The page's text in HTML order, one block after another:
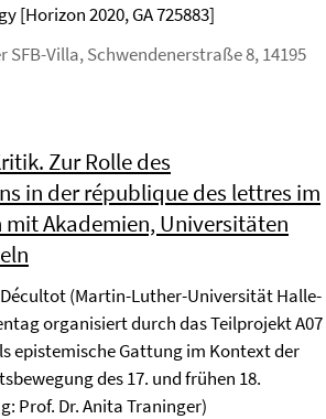
[Horizon 2020, GA 725883]
SFB-Villa, Schwendenerstraße 8, 14195
Zur Rolle des
in der république des lettres im
Akademien, Universitäten
(Martin-Luther-Universität Halle-
organisiert durch das Teilprojekt A07
epistemische Gattung im Kontext der
des 17. und frühen 18.
Prof. Dr. Anita Traninger)